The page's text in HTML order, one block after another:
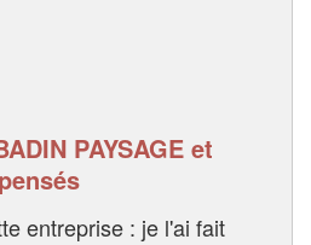
PAYSAGE et
entreprise : je l'ai fait